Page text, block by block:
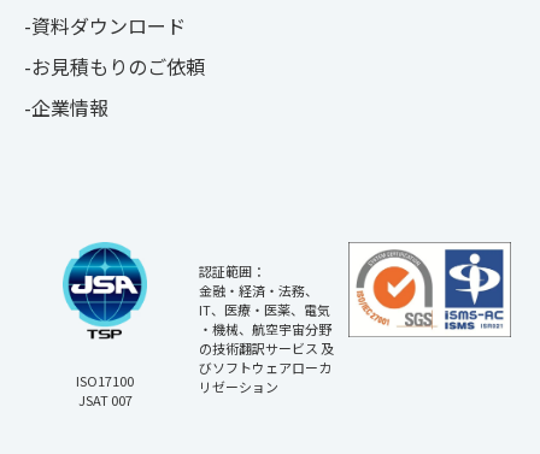
資料ダウンロード
お見積もりのご依頼
企業情報
ISO17100
JSAT 007
認証範囲：
金融・経済・法務、
IT、医療・医薬、電気
・機械、航空宇宙分野
の技術翻訳サービス 及
びソフトウェアローカ
リゼーション